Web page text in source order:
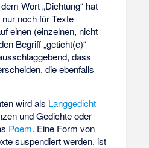
Wort „Dichtung“ hat
noch für Texte
einen (einzelnen, nicht
Begriff „geticht(e)“
dass
die ebenfalls
wird als Langgedicht
und Gedichte oder
Poem. Eine Form von
suspendiert werden, ist